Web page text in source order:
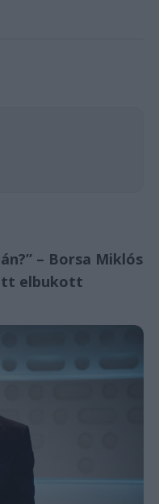
– Borsa Miklós
elbukott